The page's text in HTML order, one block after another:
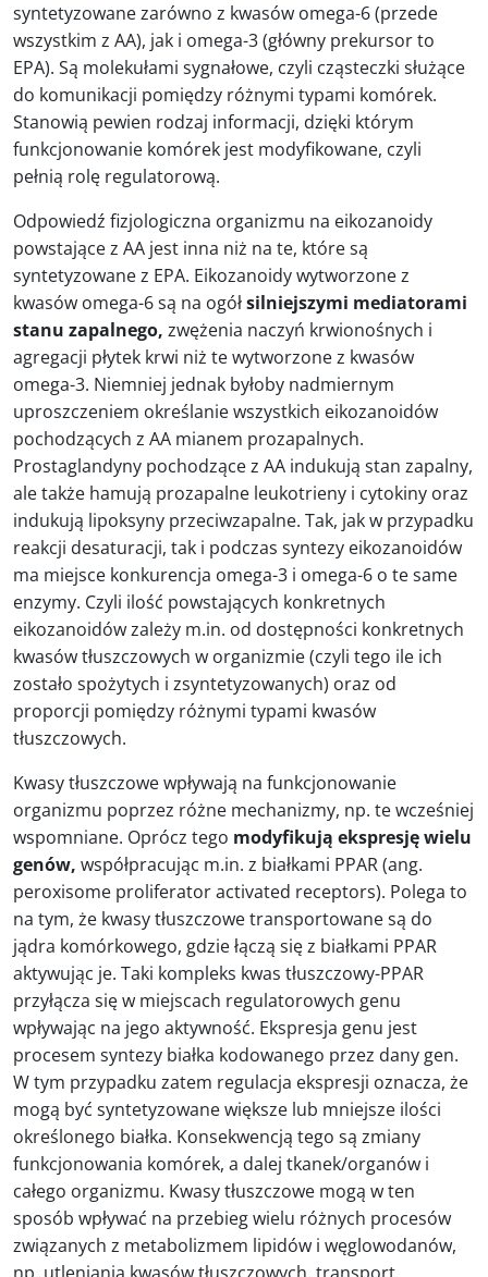
syntetyzowane zarówno z kwasów omega-6 (przede
wszystkim z AA), jak i omega-3 (główny prekursor to
EPA). Są molekułami sygnałowe, czyli cząsteczki służące
do komunikacji pomiędzy różnymi typami komórek.
Stanowią pewien rodzaj informacji, dzięki którym
funkcjonowanie komórek jest modyfikowane, czyli
pełnią rolę regulatorową.
Odpowiedź fizjologiczna organizmu na eikozanoidy
powstające z AA jest inna niż na te, które są
syntetyzowane z EPA. Eikozanoidy wytworzone z
kwasów omega-6 są na ogółsilniejszymi mediatorami
stanu zapalnego, zwężenia naczyń krwionośnych i
agregacji płytek krwi niż te wytworzone z kwasów
omega-3. Niemniej jednak byłoby nadmiernym
uproszczeniem określanie wszystkich eikozanoidów
pochodzących z AA mianem prozapalnych.
Prostaglandyny pochodzące z AA indukują stan zapalny,
ale także hamują prozapalne leukotrieny i cytokiny oraz
indukują lipoksyny przeciwzapalne. Tak, jak w przypadku
reakcji desaturacji, tak i podczas syntezy eikozanoidów
ma miejsce konkurencja omega-3 i omega-6 o te same
enzymy. Czyli ilość powstających konkretnych
eikozanoidów zależy m.in. od dostępności konkretnych
kwasów tłuszczowych w organizmie (czyli tego ile ich
zostało spożytych i zsyntetyzowanych) oraz od
proporcji pomiędzy różnymi typami kwasów
tłuszczowych.
Kwasy tłuszczowe wpływają na funkcjonowanie
organizmu poprzez różne mechanizmy, np. te wcześniej
wspomniane. Oprócz tego modyfikują ekspresję wielu
genów, współpracując m.in. z białkami PPAR (ang.
peroxisome proliferator activated receptors). Polega to
na tym, że kwasy tłuszczowe transportowane są do
jądra komórkowego, gdzie łączą się z białkami PPAR
aktywując je. Taki kompleks kwas tłuszczowy-PPAR
przyłącza się w miejscach regulatorowych genu
wpływając na jego aktywność. Ekspresja genu jest
procesem syntezy białka kodowanego przez dany gen.
W tym przypadku zatem regulacja ekspresji oznacza, że
mogą być syntetyzowane większe lub mniejsze ilości
określonego białka. Konsekwencją tego są zmiany
funkcjonowania komórek, a dalej tkanek/organów i
całego organizmu. Kwasy tłuszczowe mogą w ten
sposób wpływać na przebieg wielu różnych procesów
związanych z metabolizmem lipidów i węglowodanów,